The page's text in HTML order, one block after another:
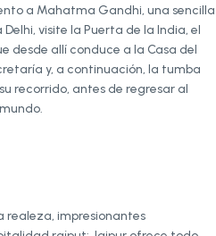
a Mahatma Gandhi, una sencilla
visite la Puerta de la India, el
desde allí conduce a la Casa del
y, a continuación, la tumba
recorrido, antes de regresar al
realeza, impresionantes